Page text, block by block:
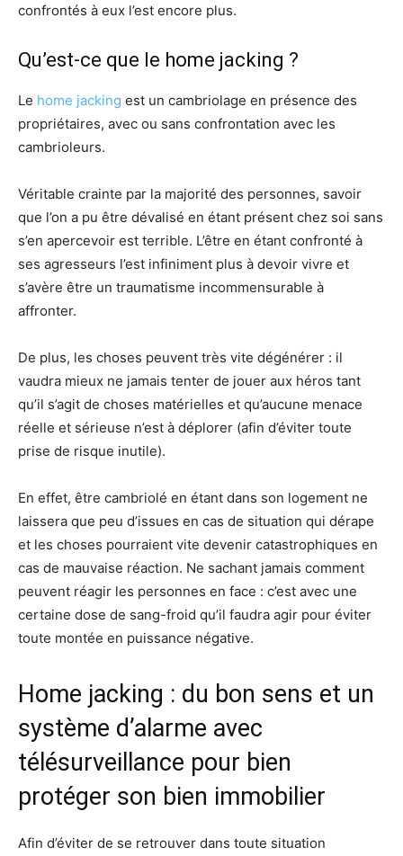
confrontés à eux l’est encore plus.
Qu’est-ce que le home jacking ?
Le home jacking est un cambriolage en présence des
propriétaires, avec ou sans confrontation avec les
cambrioleurs.
Véritable crainte par la majorité des personnes, savoir
que l’on a pu être dévalisé en étant présent chez soi sans
s’en apercevoir est terrible. L’être en étant confronté à
ses agresseurs l’est infiniment plus à devoir vivre et
s’avère être un traumatisme incommensurable à
affronter.
De plus, les choses peuvent très vite dégénérer : il
vaudra mieux ne jamais tenter de jouer aux héros tant
qu’il s’agit de choses matérielles et qu’aucune menace
réelle et sérieuse n’est à déplorer (afin d’éviter toute
prise de risque inutile).
En effet, être cambriolé en étant dans son logement ne
laissera que peu d’issues en cas de situation qui dérape
et les choses pourraient vite devenir catastrophiques en
cas de mauvaise réaction. Ne sachant jamais comment
peuvent réagir les personnes en face : c’est avec une
certaine dose de sang-froid qu’il faudra agir pour éviter
toute montée en puissance négative.
Home jacking : du bon sens et un
système d’alarme avec
télésurveillance pour bien
protéger son bien immobilier
Afin d’éviter de se retrouver dans toute situation